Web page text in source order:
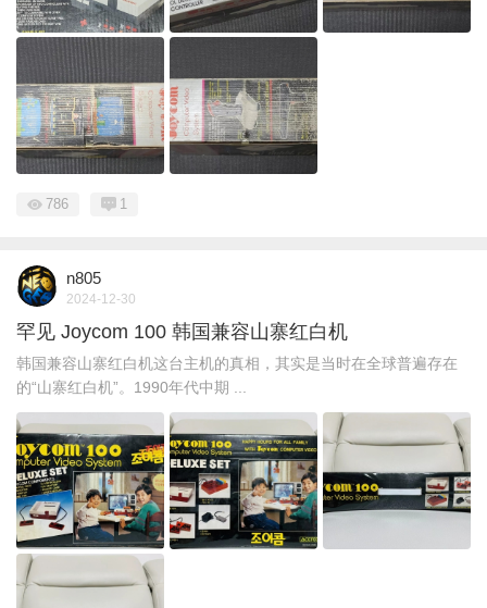
786 1
n805
2024-12-30
罕见 Joycom 100 韩国兼容山寨红白机
韩国兼容山寨红白机这台主机的真相，其实是当时在全球普遍存在
的“山寨红白机”。1990年代中期 ...